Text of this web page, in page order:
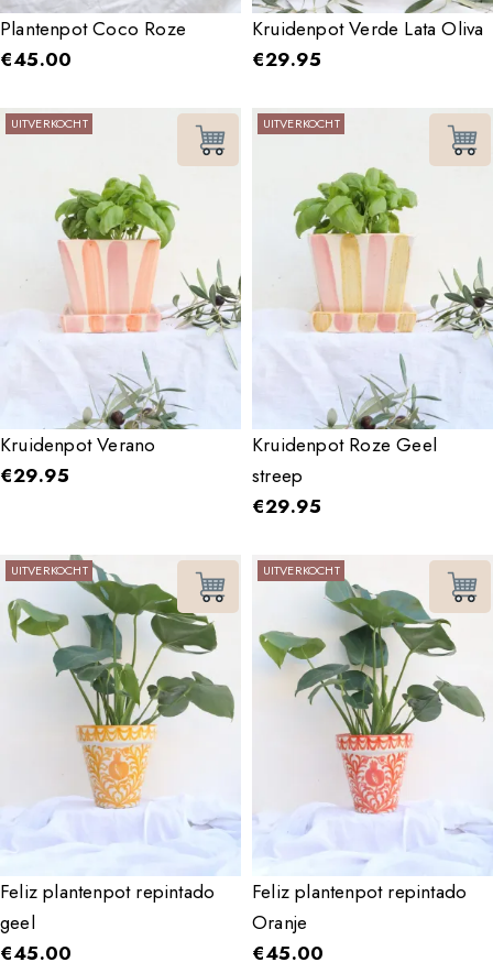
Plantenpot Coco Roze
€45.00
Kruidenpot Verde Lata Oliva
€29.95
UITVERKOCHT
Kruidenpot Verano
€29.95
UITVERKOCHT
Kruidenpot Roze Geel
streep
€29.95
UITVERKOCHT
Feliz plantenpot repintado
geel
€45.00
UITVERKOCHT
Feliz plantenpot repintado
Oranje
€45.00